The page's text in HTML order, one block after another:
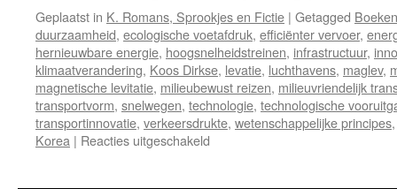
Geplaatst in K. Romans, Sprookjes en Fictie | Getagged
duurzaamheid, ecologische voetafdruk, efficiënter vervoer,
hernieuwbare energie, hoogsnelheidstreinen, infrastructuur,
klimaatverandering, Koos Dirkse, levatie, luchthavens, maglev,
magnetische levitatie, milieubewust reizen, milieuvriendelijk
transportvorm, snelwegen, technologie, technologische
transportinnovatie, verkeersdrukte, wetenschappelijke principes
Korea | Reacties uitgeschakeld